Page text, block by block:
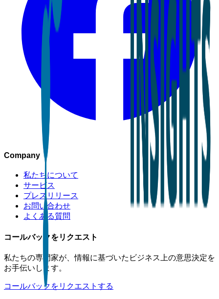
Company
私たちについて
サービス
プレスリリース
お問い合わせ
よくある質問
コールバックをリクエスト
私たちの専門家が、情報に基づいたビジネス上の意思決定を
お手伝いします。
コールバックをリクエストする